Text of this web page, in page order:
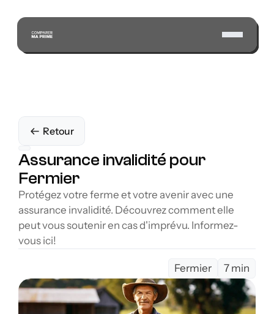
Retour
Assurance invalidité pour
Fermier
Protégez votre ferme et votre avenir avec une
assurance invalidité. Découvrez comment elle
peut vous soutenir en cas d'imprévu. Informez-
vous ici!
Fermier 7 min